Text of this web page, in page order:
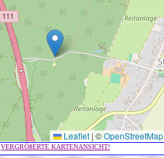
Leaflet | ©OpenStreetMap
VERGRÖßERTE KARTENANSICHT!